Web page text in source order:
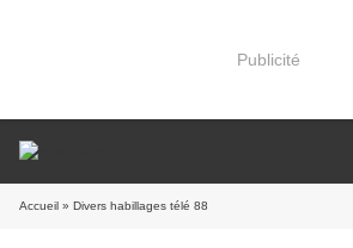
Publicité
Accueil » Divers habillages télé 88